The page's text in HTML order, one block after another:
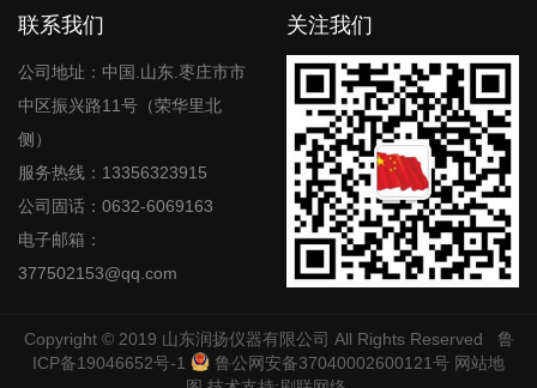
联系我们
公司地址：中国.山东.枣庄市市
中区振兴路11号（荣华里北
侧）
服务热线：13356323915
公司固话：0632-6069163
电子邮箱：
377502153@qq.com
关注我们
Copyright © 2019 山东润扬仪器有限公司 All Rights Reserved 鲁
ICP备19046652号-1
鲁公网安备37040002600121号 网站地